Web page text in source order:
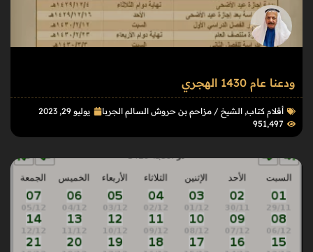
ودعنا عام 1430 الهجري
أقلام كتاب, الشيخ / مزاحم بن حروش السالم الجربا
يوليو 29, 2023
951٬497